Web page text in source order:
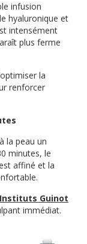
infusion
hyaluronique et
intensément
plus ferme
la
renforcer
la peau un
minutes, le
affiné et la
Instituts Guinot
immédiat.